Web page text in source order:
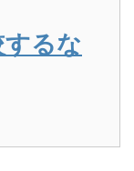
るな